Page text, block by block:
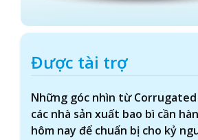
Được tài trợ
Những góc nhìn từ Corrugated
các nhà sản xuất bao bì cần
hôm nay để chuẩn bị cho kỷ